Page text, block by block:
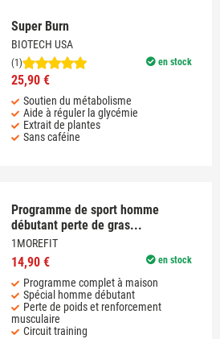
Super Burn
BIOTECH USA
en stock
(1)
25,90 €
Soutien du métabolisme
Aide à réguler la glycémie
Extrait de plantes
Sans caféine
Programme de sport homme
débutant perte de gras...
1MOREFIT
en stock
14,90 €
Programme complet à maison
Spécial homme débutant
Perte de poids et renforcement
musculaire
Circuit training